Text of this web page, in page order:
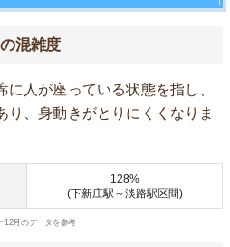
混雑度
人が座っている状態を指し、
り、身動きがとりにくくなりま
128%
(下新庄駅～淡路駅区間)
月のデータを参考